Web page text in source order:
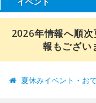
2026年情報へ順
報もござい
夏休みイベント・お